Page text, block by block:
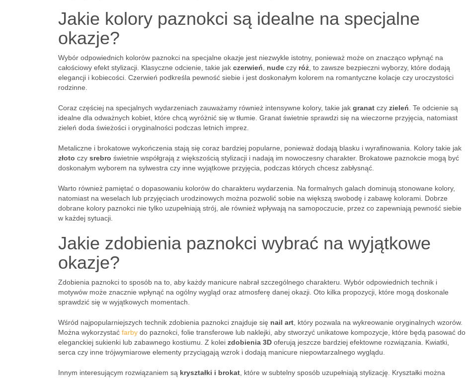
Jakie kolory paznokci są idealne na specjalne
okazje?
Wybór odpowiednich kolorów paznokci na specjalne okazje jest niezwykle istotny, ponieważ może on znacząco wpłynąć na
całościowy efekt stylizacji. Klasyczne odcienie, takie jak czerwień nude czy róż , to zawsze bezpieczni wyborzy, które dodają
elegancji i kobiecości. Czerwień podkreśla pewność siebie i jest doskonałym kolorem na romantyczne kolacje czy uroczystości
rodzinne.
Coraz częściej na specjalnych wydarzeniach zauważamy również intensywne kolory, takie jak granat czy zieleń . Te odcienie są
idealne dla odważnych kobiet, które chcą wyróżnić się w tłumie. Granat świetnie sprawdzi się na wieczorne przyjęcia, natomiast
zieleń doda świeżości i oryginalności podczas letnich imprez.
Metaliczne i brokatowe wykończenia stają się coraz bardziej popularne, ponieważ dodają blasku i wyrafinowania. Kolory takie jak
złoto czy srebro świetnie współgrają z większością stylizacji i nadają im nowoczesny charakter. Brokatowe paznokcie mogą być
doskonałym wyborem na sylwestra czy inne wyjątkowe przyjęcia, podczas których chcesz zabłysnąć.
Warto również pamiętać o dopasowaniu kolorów do charakteru wydarzenia. Na formalnych galach dominują stonowane kolory,
natomiast na weselach lub przyjęciach urodzinowych można pozwolić sobie na większą swobodę i zabawę kolorami. Dobrze
dobrane kolory paznokci nie tylko uzupełniają strój, ale również wpływają na samopoczucie, przez co zapewniają pewność siebie
w każdej sytuacji.
Jakie zdobienia paznokci wybrać na wyjątkowe
okazje?
Zdobienia paznokci to sposób na to, aby każdy manicure nabrał szczególnego charakteru. Wybór odpowiednich technik i
motywów może znacznie wpłynąć na ogólny wygląd oraz atmosferę danej okazji. Oto kilka propozycji, które mogą doskonale
sprawdzić się w wyjątkowych momentach.
Wśród najpopularniejszych technik zdobienia paznokci znajduje się nail art , który pozwala na wykreowanie oryginalnych wzorów.
Można wykorzystać farby do paznokci, folie transferowe lub naklejki, aby stworzyć unikatowe kompozycje, które będą pasować do
eleganckiej sukienki lub zabawnego kostiumu. Z kolei zdobienia 3D oferują jeszcze bardziej efektowne rozwiązania. Kwiatki,
serca czy inne trójwymiarowe elementy przyciągają wzrok i dodają manicure niepowtarzalnego wyglądu.
Innym interesującym rozwiązaniem są kryształki i brokat , które w subtelny sposób uzupełniają stylizację. Kryształki można